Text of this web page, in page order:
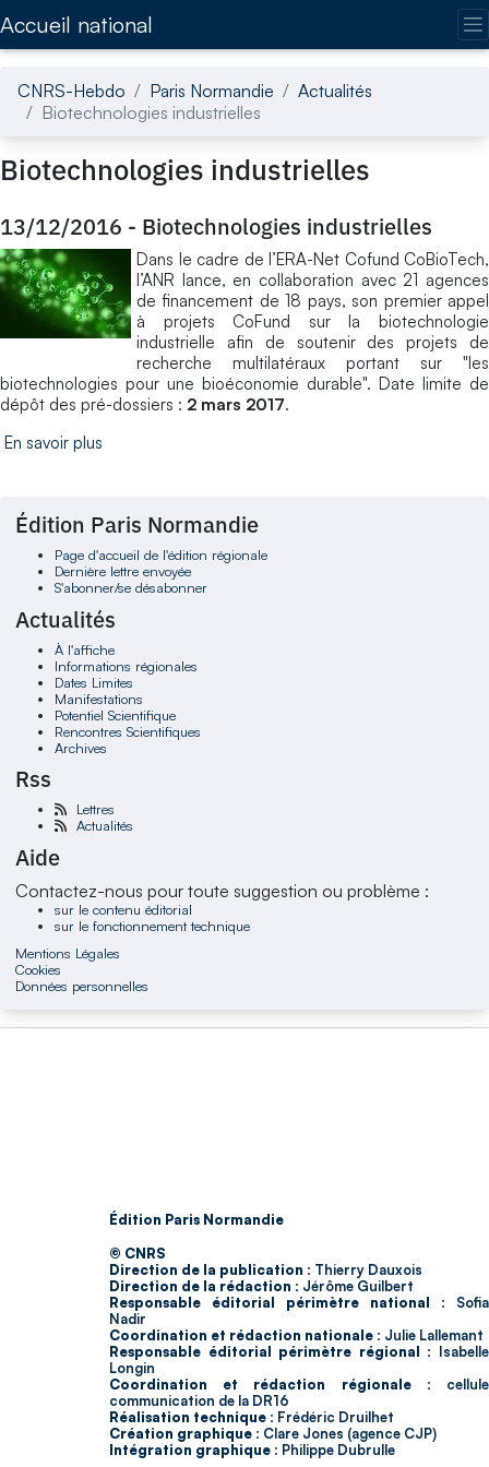
Accueil national
CNRS-Hebdo Paris Normandie
Actualités
Biotechnologies industrielles
Biotechnologies industrielles
13/12/2016 - Biotechnologies industrielles
Dans le cadre de l’ERA-Net Cofund CoBioTech,
l’ANR lance, en collaboration avec 21 agences
de financement de 18 pays, son premier appel
à projets CoFund sur la biotechnologie
industrielle afin de soutenir des projets de
recherche multilatéraux portant sur "les
biotechnologies pour une bioéconomie durable". Date limite de
dépôt des pré-dossiers : 2 mars 2017.
En savoir plus
Édition Paris Normandie
Page d'accueil de l'édition régionale
Dernière lettre envoyée
S'abonner/se désabonner
Actualités
À l'affiche
Informations régionales
Dates Limites
Manifestations
Potentiel Scientifique
Rencontres Scientifiques
Archives
Rss
Lettres
Actualités
Aide
Contactez-nous pour toute suggestion ou problème :
sur le contenu éditorial
sur le fonctionnement technique
Mentions Légales
Cookies
Données personnelles
Édition Paris Normandie
© CNRS
Direction de la publication : Thierry Dauxois
Direction de la rédaction : Jérôme Guilbert
Responsable éditorial périmètre national : Sofia
Nadir
Coordination et rédaction nationale : Julie Lallemant
Responsable éditorial périmètre régional : Isabelle
Longin
Coordination et rédaction régionale : cellule
communication de la DR16
Réalisation technique : Frédéric Druilhet
Création graphique : Clare Jones (agence CJP)
Intégration graphique : Philippe Dubrulle